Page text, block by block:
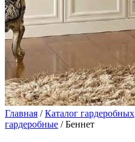
Главная /Каталог гардеробных
гардеробные / Беннет